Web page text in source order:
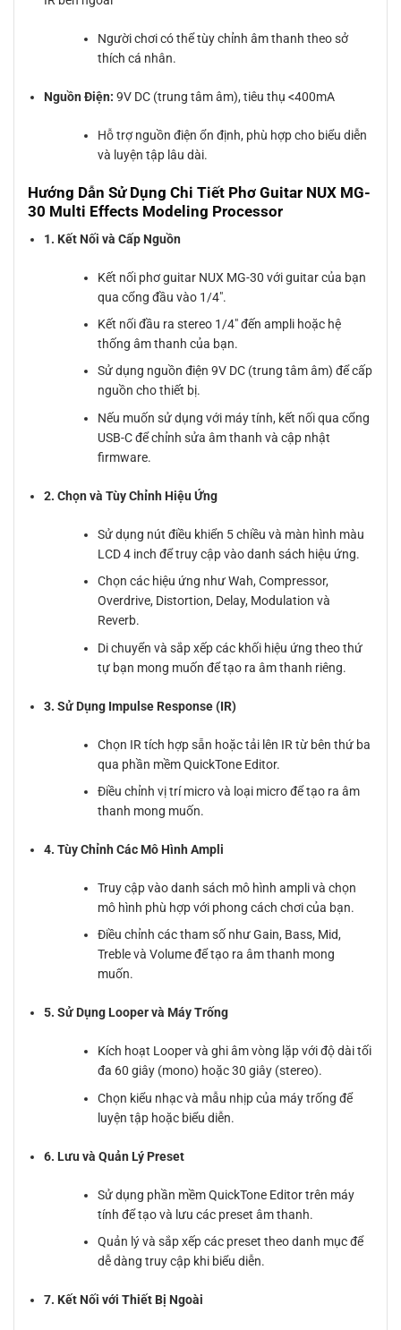
Người chơi có thể tùy chỉnh âm thanh theo sở
thích cá nhân.
Nguồn Điện: 9V DC (trung tâm âm), tiêu thụ <400mA
Hỗ trợ nguồn điện ổn định, phù hợp cho biểu diễn
và luyện tập lâu dài.
Hướng Dẫn Sử Dụng Chi Tiết Phơ Guitar NUX MG-
30 Multi Effects Modeling Processor
1. Kết Nối và Cấp Nguồn
Kết nối phơ guitar NUX MG-30 với guitar của bạn
qua cổng đầu vào 1/4″.
Kết nối đầu ra stereo 1/4″ đến ampli hoặc hệ
thống âm thanh của bạn.
Sử dụng nguồn điện 9V DC (trung tâm âm) để cấp
nguồn cho thiết bị.
Nếu muốn sử dụng với máy tính, kết nối qua cổng
USB-C để chỉnh sửa âm thanh và cập nhật
firmware.
2. Chọn và Tùy Chỉnh Hiệu Ứng
Sử dụng nút điều khiển 5 chiều và màn hình màu
LCD 4 inch để truy cập vào danh sách hiệu ứng.
Chọn các hiệu ứng như Wah, Compressor,
Overdrive, Distortion, Delay, Modulation và
Reverb.
Di chuyển và sắp xếp các khối hiệu ứng theo thứ
tự bạn mong muốn để tạo ra âm thanh riêng.
3. Sử Dụng Impulse Response (IR)
Chọn IR tích hợp sẵn hoặc tải lên IR từ bên thứ ba
qua phần mềm QuickTone Editor.
Điều chỉnh vị trí micro và loại micro để tạo ra âm
thanh mong muốn.
4. Tùy Chỉnh Các Mô Hình Ampli
Truy cập vào danh sách mô hình ampli và chọn
mô hình phù hợp với phong cách chơi của bạn.
Điều chỉnh các tham số như Gain, Bass, Mid,
Treble và Volume để tạo ra âm thanh mong
muốn.
5. Sử Dụng Looper và Máy Trống
Kích hoạt Looper và ghi âm vòng lặp với độ dài tối
đa 60 giây (mono) hoặc 30 giây (stereo).
Chọn kiểu nhạc và mẫu nhịp của máy trống để
luyện tập hoặc biểu diễn.
6. Lưu và Quản Lý Preset
Sử dụng phần mềm QuickTone Editor trên máy
tính để tạo và lưu các preset âm thanh.
Quản lý và sắp xếp các preset theo danh mục để
dễ dàng truy cập khi biểu diễn.
7. Kết Nối với Thiết Bị Ngoài